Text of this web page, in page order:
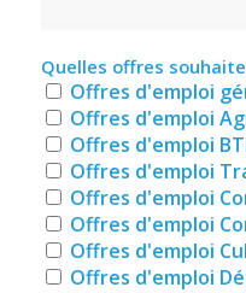
Quelles offres
Offres d'emploi
Offres d'emploi
Offres d'emploi
Offres d'emploi
Offres d'emploi
Offres d'emploi
Offres d'emploi
Offres d'emploi